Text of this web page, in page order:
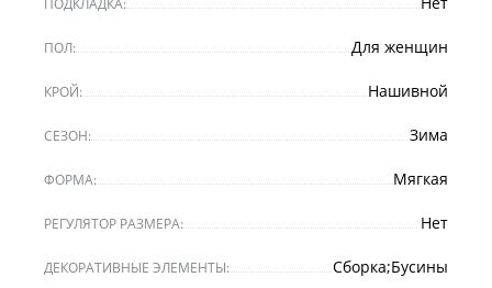
ПОЛ: Для женщин
КРОЙ: Нашивной
СЕЗОН: Зима
ФОРМА: Мягкая
РЕГУЛЯТОР РАЗМЕРА: Нет
ДЕКОРАТИВНЫЕ ЭЛЕМЕНТЫ: Сборка;Бусины